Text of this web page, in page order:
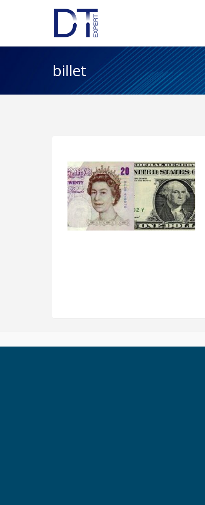
billet